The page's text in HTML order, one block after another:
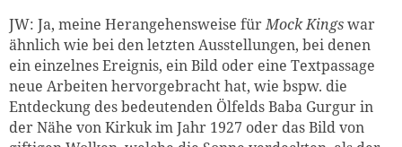
JW: Ja, meine Herangehensweise fürMock Kingswar
ähnlich wie bei den letzten Ausstellungen, bei denen
ein einzelnes Ereignis, ein Bild oder eine Textpassage
neue Arbeiten hervorgebracht hat, wie bspw. die
Entdeckung des bedeutenden Ölfelds Baba Gurgur in
der Nähe von Kirkuk im Jahr 1927 oder das Bild von